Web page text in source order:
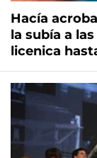
Hacía
la subía a
licenica